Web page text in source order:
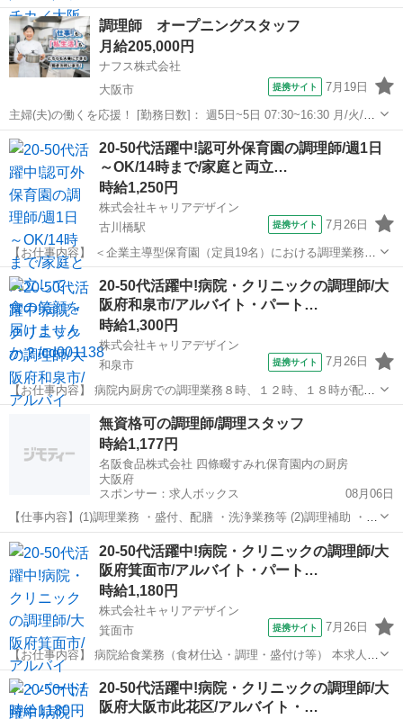
調理師 オープニングスタッフ
月給205,000円
ナフス株式会社
大阪市
提携サイト 7月19日
主婦(夫)の働くを応援！ [勤務日数]： 週5日~5日 07:30~16:30 月/火/水/
木/金 [勤務地・最寄駅]： 大阪府大阪市東住吉区杭全4丁目10番12号 ナ
フス株式会社 東部市場前駅徒歩6分／北田辺駅 徒歩1...
大阪 キッチン
20-50代活躍中!認可外保育園の調理師/週1日
～OK/14時まで/家庭と両立…
時給1,250円
株式会社キャリアデザイン
古川橋駅
提携サイト 7月26日
【お仕事内容】 ＜企業主導型保育園（定員19名）における調理業務全
般＞ ・レシピ確認、調味料計量、下処理、仕込み、カット ・オーブン
や大鍋での調理、アレルギー除去食調理 ・配管作業、配膳作業 ・お皿
洗い、片付け ・...
大阪 古川橋駅 その他
20-50代活躍中!病院・クリニックの調理師/大
阪府和泉市/アルバイト・パート…
時給1,300円
株式会社キャリアデザイン
和泉市
提携サイト 7月26日
【お仕事内容】 病院内厨房での調理業務８時、１２時、１８時が配膳
時間となっています。患者さまの中には、持病や様々な症状を抱えて
いる方もいらっしゃいますので、それぞれにあわせた調理をしていま
す。噛む力や飲み込む力が弱くなった方...
その他
無資格可の調理師/調理スタッフ
時給1,177円
名阪食品株式会社 四條畷すみれ保育園内の厨房
大阪府
スポンサー：求人ボックス
08月06日
【仕事内容】(1)調理業務 ・盛付、配膳 ・洗浄業務等 (2)調理補助 ・盛
付、配膳 ・洗浄業務等 雇用期間の定めなし 事前に研修を行います
【経験・資格】<応募要件> 無資格可 保育園給食・集団給食の経験 ブ
ランクのある方も研修...
アルバイト・パート
20-50代活躍中!病院・クリニックの調理師/大
阪府箕面市/アルバイト・パート…
時給1,180円
株式会社キャリアデザイン
箕面市
提携サイト 7月26日
【お仕事内容】 病院給食業務（食材仕込・調理・盛付け等） 本求人は
人材紹介会社【株式会社キャリアデザイン】が掲載している 職業紹介
求人です。 ご応募いただきましたら、担当よりご連絡をさせていただ
きます。 【就業場所】 ...
大阪 その他
20-50代活躍中!病院・クリニックの調理師/大
阪府大阪市此花区/アルバイト・…